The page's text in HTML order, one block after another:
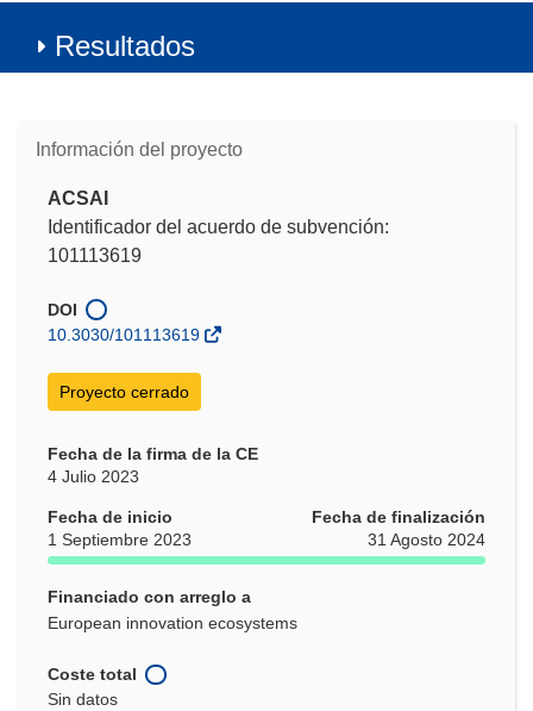
Resultados
Información del proyecto
ACSAI
Identificador del acuerdo de subvención:
101113619
DOI
10.3030/101113619
Proyecto cerrado
Fecha de la firma de la CE
4 Julio 2023
Fecha de inicio
1 Septiembre 2023
Fecha de finalización
31 Agosto 2024
Financiado con arreglo a
European innovation ecosystems
Coste total
Sin datos